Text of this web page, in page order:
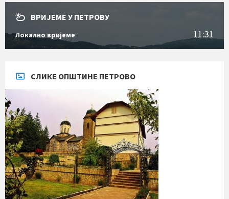
ВРИЈЕМЕ У ПЕТРОВУ
Локално вријеме 11:31
СЛИКЕ ОПШТИНЕ ПЕТРОВО